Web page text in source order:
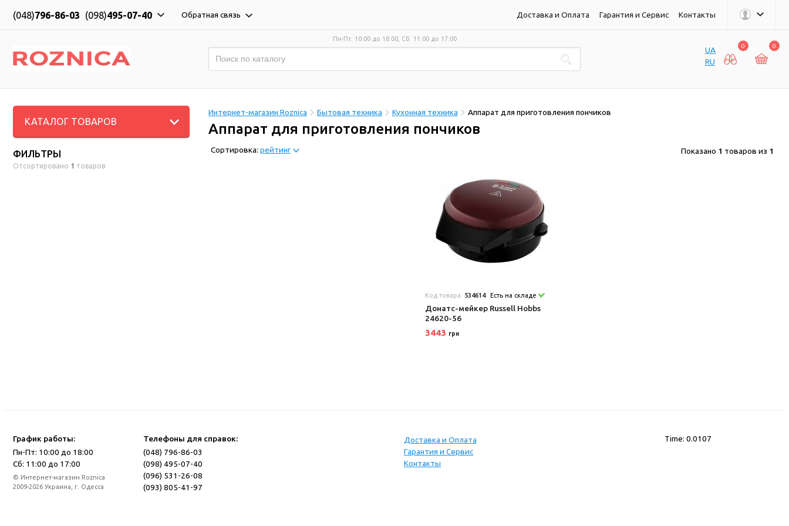
(048)796-86-03 (098)495-07-40 Обратная связь Доставка и Оплата Гарантия и Сервис Контакты
Пн-Пт: 10:00 до 18:00, Сб: 11:00 до 17:00
UA
RU
0 0
КАТАЛОГ ТОВАРОВ
ФИЛЬТРЫ
Отсортировано 1 товаров
Интернет-магазин Roznica Бытовая техника Кухонная техника Аппарат для приготовления пончиков
Аппарат для приготовления пончиков
Сортировка: рейтинг Показано 1 товаров из 1
Код товара: 534614 Есть на складе
Донатс-мейкер Russell Hobbs
24620-56
3443 грн
График работы:
Пн-Пт: 10:00 до 18:00
Сб: 11:00 до 17:00
© Интернет-магазин Roznica
2009-2026 Украина, г. Одесса
Телефоны для справок:
(048) 796-86-03
(098) 495-07-40
(096) 531-26-08
(093) 805-41-97
Доставка и Оплата
Гарантия и Сервис
Контакты
Time: 0.0107